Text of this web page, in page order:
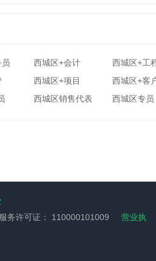
西城区+会计 西城区+工
西城区+项目 西城区+客
西城区销售代表 西城区专员
许可证： 110000101009
营业执